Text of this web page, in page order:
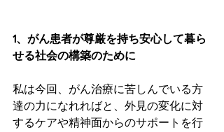
1、がん患者が尊厳を持ち安心して暮ら
せる社会の構築のために
私は今回、がん治療に苦しんでいる方
達の力になれればと、外見の変化に対
するケアや精神面からのサポートを行